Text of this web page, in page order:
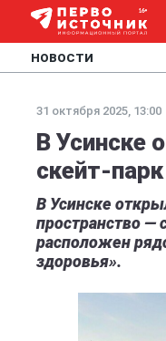
НОВОСТИ
31 октября 2025, 13:00
В Усинске
скейт-парк
В Усинске
пространство —
расположен
здоровья».